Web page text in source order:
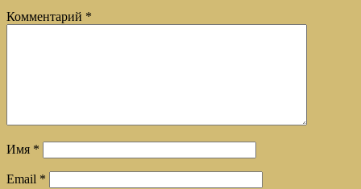
Комментарий *
Имя *
Email *